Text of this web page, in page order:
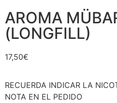
AROMA
(LONGFILL)
17,50€
RECUERDA INDICAR LA
NOTA EN EL PEDIDO